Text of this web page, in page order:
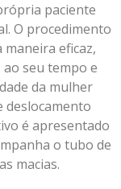
paciente
O procedimento
maneira eficaz,
seu tempo e
da mulher
deslocamento
é apresentado
o tubo de
macias.